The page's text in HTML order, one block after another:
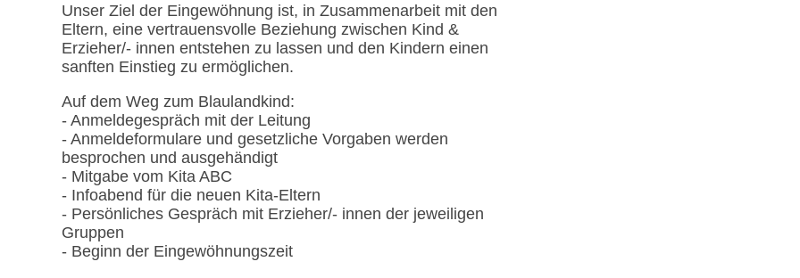
Unser Ziel der Eingewöhnung ist, in Zusammenarbeit mit den
Eltern, eine vertrauensvolle Beziehung zwischen Kind &
Erzieher/- innen entstehen zu lassen und den Kindern einen
sanften Einstieg zu ermöglichen.
Auf dem Weg zum Blaulandkind:
- Anmeldegespräch mit der Leitung
- Anmeldeformulare und gesetzliche Vorgaben werden
besprochen und ausgehändigt
- Mitgabe vom Kita ABC
- Infoabend für die neuen Kita-Eltern
- Persönliches Gespräch mit Erzieher/- innen der jeweiligen
Gruppen
- Beginn der Eingewöhnungszeit